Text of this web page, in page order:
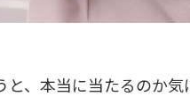
、本当に当たるのか気